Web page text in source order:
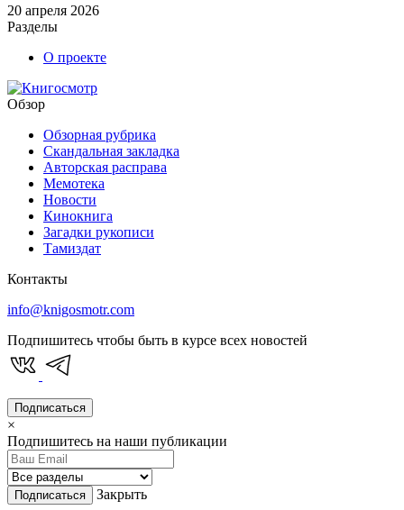
20 апреля 2026
Разделы
О проекте
Обзор
Обзорная рубрика
Скандальная закладка
Авторская расправа
Мемотека
Новости
Кинокнига
Загадки рукописи
Тамиздат
Контакты
info@knigosmotr.com
Подпишитесь чтобы быть в курсе всех новостей
Подписаться
×
Подпишитесь на наши публикации
Подписаться Закрыть